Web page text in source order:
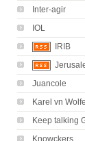
Inter-agir
IOL
IRIB
Juancole
Karel vn
Keep talking
Knowckers